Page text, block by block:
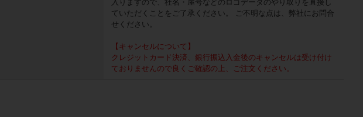
入りますので、社名・屋号などのロゴデータのやり取りを直接し
ていただくことをご了承ください。 ご不明な点は、弊社にお問合
せください。
【キャンセルについて】
クレジットカード決済、銀行振込入金後のキャンセルは受け付け
ておりませんので良くご確認の上、ご注文ください。